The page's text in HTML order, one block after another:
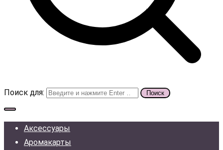
Поиск для:
Аксессуары
Аромакарты